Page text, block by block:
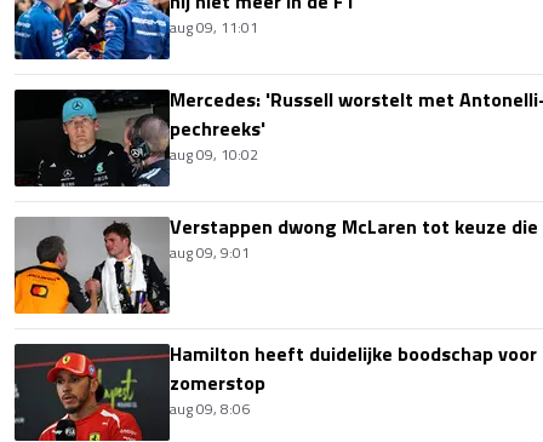
aug 09, 11:01
Mercedes: 'Russell worstelt met
pechreeks'
aug 09, 10:02
Verstappen dwong McLaren tot keuze
aug 09, 9:01
Hamilton heeft duidelijke boodschap
zomerstop
aug 09, 8:06